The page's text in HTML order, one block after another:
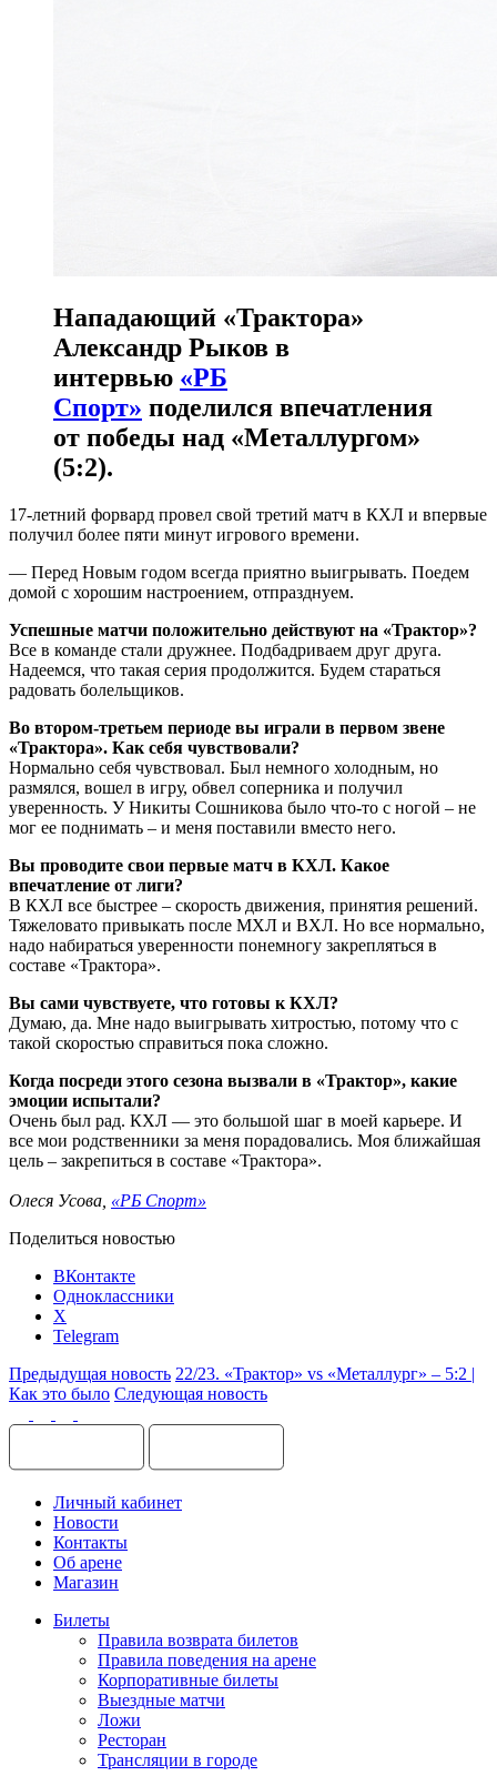
Нападающий «Трактора»
Александр Рыков в
интервью «РБ
Спорт» поделился впечатления
от победы над «Металлургом»
(5:2).
17-летний форвард провел свой третий матч в КХЛ и впервые
получил более пяти минут игрового времени.
— Перед Новым годом всегда приятно выигрывать. Поедем
домой с хорошим настроением, отпразднуем.
Успешные матчи положительно действуют на «Трактор»?
Все в команде стали дружнее. Подбадриваем друг друга.
Надеемся, что такая серия продолжится. Будем стараться
радовать болельщиков.
Во втором-третьем периоде вы играли в первом звене
«Трактора». Как себя чувствовали?
Нормально себя чувствовал. Был немного холодным, но
размялся, вошел в игру, обвел соперника и получил
уверенность. У Никиты Сошникова было что-то с ногой – не
мог ее поднимать – и меня поставили вместо него.
Вы проводите свои первые матч в КХЛ. Какое
впечатление от лиги?
В КХЛ все быстрее – скорость движения, принятия решений.
Тяжеловато привыкать после МХЛ и ВХЛ. Но все нормально,
надо набираться уверенности понемногу закрепляться в
составе «Трактора».
Вы сами чувствуете, что готовы к КХЛ?
Думаю, да. Мне надо выигрывать хитростью, потому что с
такой скоростью справиться пока сложно.
Когда посреди этого сезона вызвали в «Трактор», какие
эмоции испытали?
Очень был рад. КХЛ — это большой шаг в моей карьере. И
все мои родственники за меня порадовались. Моя ближайшая
цель – закрепиться в составе «Трактора».
Олеся Усова, «РБ Спорт»
Поделиться новостью
ВКонтакте
Одноклассники
X
Telegram
Предыдущая новость 22/23. «Трактор» vs «Металлург» – 5:2 |
Как это было Следующая новость
Личный кабинет
Новости
Контакты
Об арене
Магазин
Билеты
Правила возврата билетов
Правила поведения на арене
Корпоративные билеты
Выездные матчи
Ложи
Ресторан
Трансляции в городе